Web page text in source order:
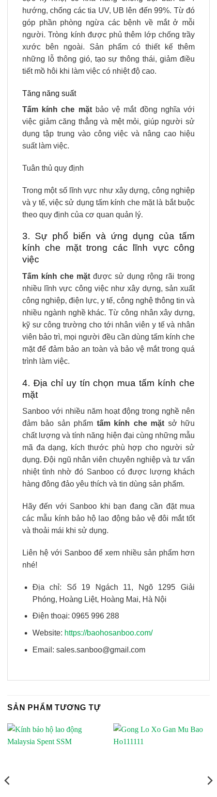
hướng, chống các tia UV, UB lên đến 99%. Từ đó
góp phần phòng ngừa các bệnh về mắt ở mỗi
người. Tròng kính được phủ thêm lớp chống trầy
xước bên ngoài. Sản phẩm có thiết kế thêm
những lỗ thông gió, tạo sự thông thái, giảm điều
tiết mồ hôi khi làm việc có nhiệt độ cao.
Tăng năng suất
Tấm kính che mặt bảo vệ mắt đồng nghĩa với
việc giảm căng thẳng và mệt mỏi, giúp người sử
dụng tập trung vào công việc và nâng cao hiệu
suất làm việc.
Tuân thủ quy định
Trong một số lĩnh vực như xây dựng, công nghiệp
và y tế, việc sử dụng tấm kính che mặt là bắt buộc
theo quy định của cơ quan quản lý.
3. Sự phổ biến và ứng dụng của tấm
kính che mặt trong các lĩnh vực công
việc
Tấm kính che mặt được sử dụng rộng rãi trong
nhiều lĩnh vực công việc như xây dựng, sản xuất
công nghiệp, điện lực, y tế, công nghệ thông tin và
nhiều ngành nghề khác. Từ công nhân xây dựng,
kỹ sư công trường cho tới nhân viên y tế và nhân
viên bảo trì, mọi người đều cần dùng tấm kính che
mặt để đảm bảo an toàn và bảo vệ mắt trong quá
trình làm việc.
4. Địa chỉ uy tín chọn mua tấm kính che
mặt
Sanboo với nhiều năm hoạt động trong nghề nên
đảm bảo sản phẩm tấm kính che mặt sở hữu
chất lượng và tính năng hiện đại cùng những mẫu
mã đa dạng, kích thước phù hợp cho người sử
dụng. Đội ngũ nhân viên chuyên nghiệp và tư vấn
nhiệt tình nhờ đó Sanboo có được lượng khách
hàng đông đảo yêu thích và tin dùng sản phẩm.
Hãy đến với Sanboo khi bạn đang cần đặt mua
các mẫu kính bảo hộ lao động bảo vệ đôi mắt tốt
và thoải mái khi sử dụng.
Liên hệ với Sanboo để xem nhiều sản phẩm hơn
nhé!
Địa chỉ: Số 19 Ngách 11, Ngõ 1295 Giải
Phóng, Hoàng Liệt, Hoàng Mai, Hà Nội
Điện thoại: 0965 996 288
Website: https://baohosanboo.com/
Email: sales.sanboo@gmail.com
SẢN PHẨM TƯƠNG TỰ